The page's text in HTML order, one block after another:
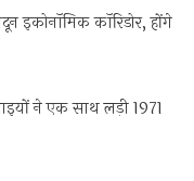
इकोनॉमिक कॉरिडोर, होंगे
ने एक साथ लड़ी 1971